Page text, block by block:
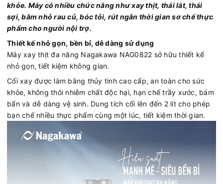
khỏe. Máy có nhiều chức năng như xay thịt, thái lát, thái
sợi, băm nhỏ rau củ, bóc tỏi, rút ngắn thời gian sơ chế thực
phẩm cho người nội trợ.
Thiết kế nhỏ gọn, bền bỉ, dễ dàng sử dụng
Máy xay thịt đa năng Nagakawa NAG0822 sở hữu thiết kế
nhỏ gọn, tiết kiệm không gian.
Cối xay được làm bằng thủy tinh cao cấp, an toàn cho sức
khỏe, không thôi nhiễm chất độc hại, hạn chế trầy xước, bám
bẩn và dễ dàng vệ sinh. Dung tích cối lên đến 2 lít cho phép
bạn chế nhiều thực phẩm cùng một lúc, tiết kiệm thời gian.